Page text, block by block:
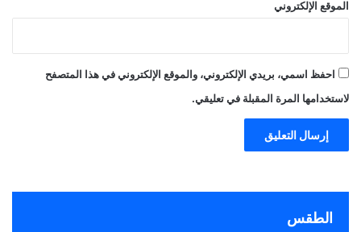
الموقع الإلكتروني
احفظ اسمي، بريدي الإلكتروني، والموقع الإلكتروني في هذا المتصفح
لاستخدامها المرة المقبلة في تعليقي.
الطقس